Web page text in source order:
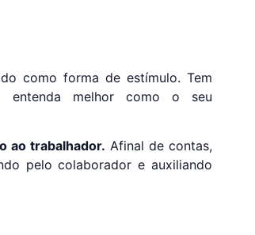
como forma de estímulo. Tem
melhor como o seu
ao trabalhador. Afinal de contas,
pelo colaborador e auxiliando